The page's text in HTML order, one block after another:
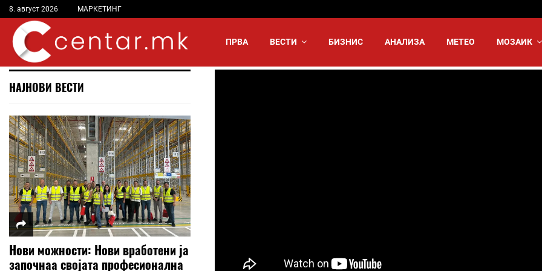
8. август 2026 МАРКЕТИНГ
ПРВА ВЕСТИ БИЗНИС АНАЛИЗА МЕТЕО МОЗАИК
НАЈНОВИ ВЕСТИ
Нови можности: Нови вработени ја
започнаа својата професионална